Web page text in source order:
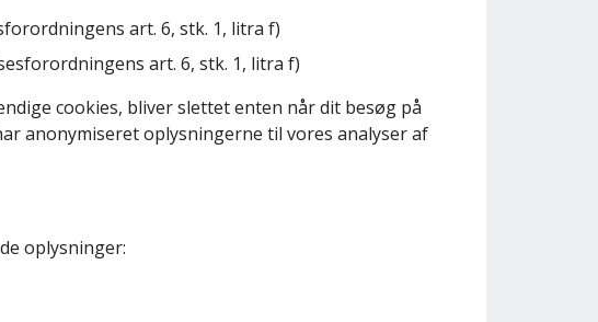
art. 6, stk. 1, litra f)
art. 6, stk. 1, litra f)
cookies, bliver slettet enten når dit besøg på
anonymiseret oplysningerne til vores analyser af
oplysninger: